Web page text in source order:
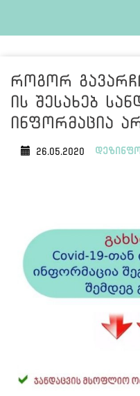
როგორ
ის შესახებ
ინფორმაცია
26.05.2020